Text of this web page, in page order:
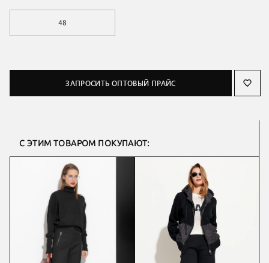
48
ЗАПРОСИТЬ ОПТОВЫЙ ПРАЙС
С ЭТИМ ТОВАРОМ ПОКУПАЮТ: